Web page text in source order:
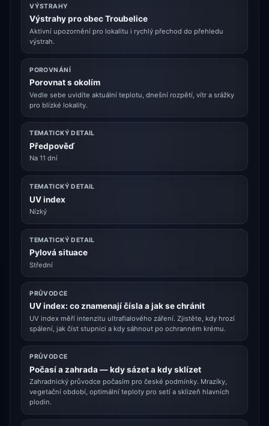
VÝSTRAHY
Výstrahy pro obec Troubelice
Aktivní upozornění pro lokalitu i rychlý přechod do přehledu
výstrah.
POROVNÁNÍ
Porovnat s okolím
Vedle sebe uvidíte aktuální teplotu, dnešní rozpětí, vítr a srážky
pro blízké lokality.
TEMATICKÝ DETAIL
Předpověď
Na 11 dní
TEMATICKÝ DETAIL
UV index
Nízký
TEMATICKÝ DETAIL
Pylová situace
Střední
PRŮVODCE
UV index: co znamenají čísla a jak se chránit
UV index měří intenzitu ultrafialového záření. Zjistěte, kdy hrozí
spálení, jak číst stupnici a kdy sáhnout po ochranném krému.
PRŮVODCE
Počasí a zahrada — kdy sázet a kdy sklízet
Zahradnický průvodce počasím pro české podmínky. Mrazíky,
vegetační období, optimální teploty pro setí a sklizeň hlavních
plodin.